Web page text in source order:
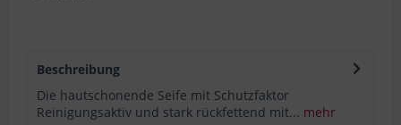
Beschreibung
Die hautschonende Seife mit Schutzfaktor
Reinigungsaktiv und stark rückfettend mit... mehr